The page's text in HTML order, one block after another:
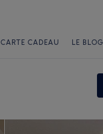
CARTE CADEAU LE